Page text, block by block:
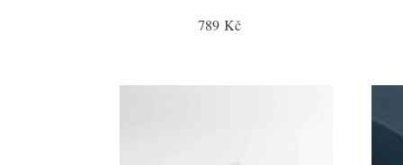
789 Kč